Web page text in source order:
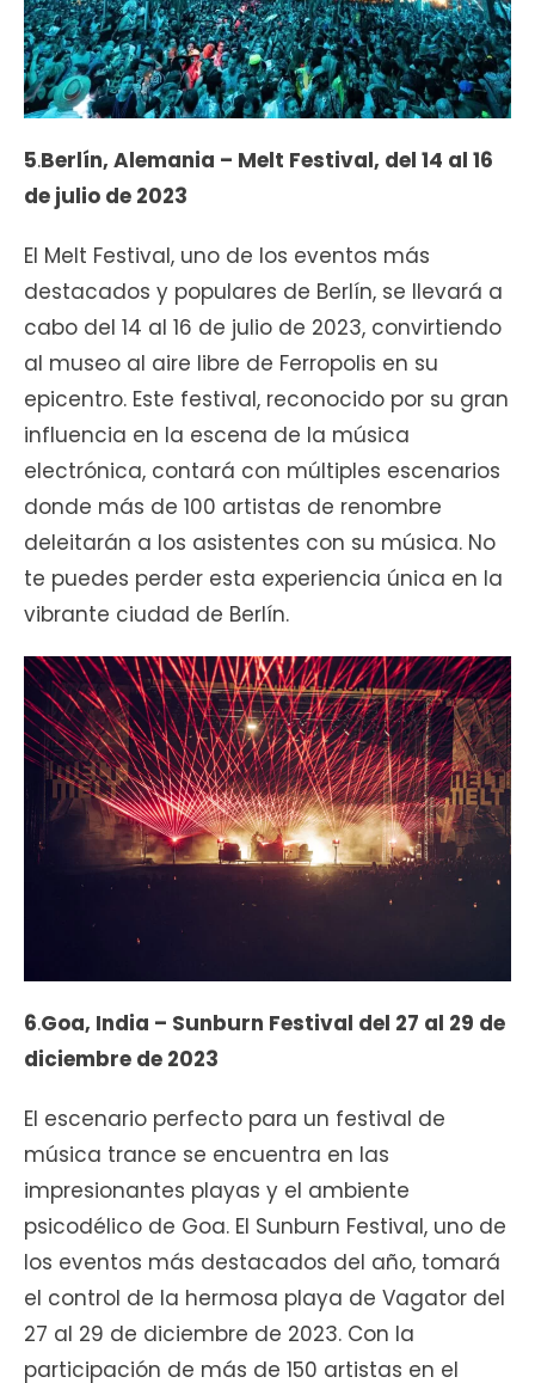
5.Berlín, Alemania – Melt Festival, del 14 al 16
de julio de 2023
El Melt Festival, uno de los eventos más
destacados y populares de Berlín, se llevará a
cabo del 14 al 16 de julio de 2023, convirtiendo
al museo al aire libre de Ferropolis en su
epicentro. Este festival, reconocido por su gran
influencia en la escena de la música
electrónica, contará con múltiples escenarios
donde más de 100 artistas de renombre
deleitarán a los asistentes con su música. No
te puedes perder esta experiencia única en la
vibrante ciudad de Berlín.
6.Goa, India – Sunburn Festival del 27 al 29 de
diciembre de 2023
El escenario perfecto para un festival de
música trance se encuentra en las
impresionantes playas y el ambiente
psicodélico de Goa. El Sunburn Festival, uno de
los eventos más destacados del año, tomará
el control de la hermosa playa de Vagator del
27 al 29 de diciembre de 2023. Con la
participación de más de 150 artistas en el